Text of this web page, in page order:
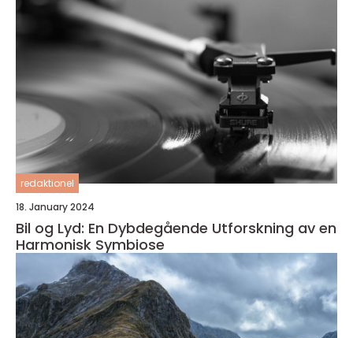
redaktionel
18. January 2024
Bil og Lyd: En Dybdegående Utforskning av en
Harmonisk Symbiose